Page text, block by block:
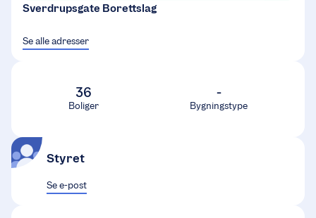
Sverdrupsgate Borettslag
Se alle adresser
36
Boliger
-
Bygningstype
Styret
Se e-post